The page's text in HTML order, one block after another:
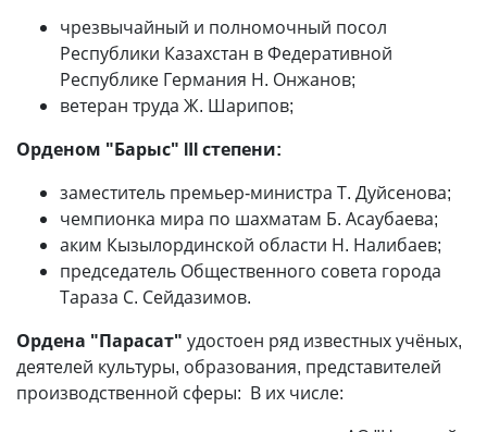
чрезвычайный и полномочный посол
Республики Казахстан в Федеративной
Республике Германия Н. Онжанов;
ветеран труда Ж. Шарипов;
Орденом "Барыс" IІI степени:
заместитель премьер-министра Т. Дуйсенова;
чемпионка мира по шахматам Б. Асаубаева;
аким Кызылординской области Н. Налибаев;
председатель Общественного совета города
Тараза С. Сейдазимов.
Ордена "Парасат" удостоен ряд известных учёных,
деятелей культуры, образования, представителей
производственной сферы: В их числе: